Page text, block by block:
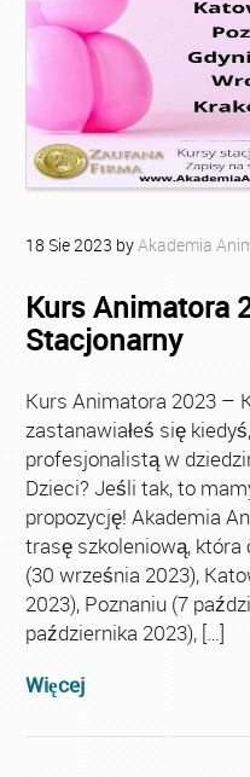
18 Sie2023 byAkademia
Kurs Animatora
Stacjonarny
Kurs Animatora 2023 –
zastanawiałeś się
profesjonalistą w
Dzieci? Jeśli tak, to
propozycję! Akademia
trasę szkoleniową, która
(30 września 2023),
2023), Poznaniu (7
października 2023), […]
Więcej